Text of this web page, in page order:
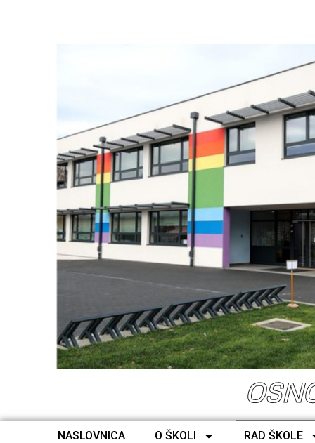
NASLOVNICA O ŠKOLI RAD ŠKOLE